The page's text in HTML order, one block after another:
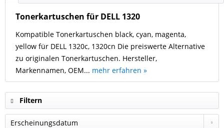
Tonerkartuschen für DELL 1320
Kompatible Tonerkartuschen black, cyan, magenta,
yellow für DELL 1320c, 1320cn Die preiswerte Alternative
zu originalen Tonerkartuschen. Hersteller,
Markennamen, OEM... mehr erfahren »
Filtern